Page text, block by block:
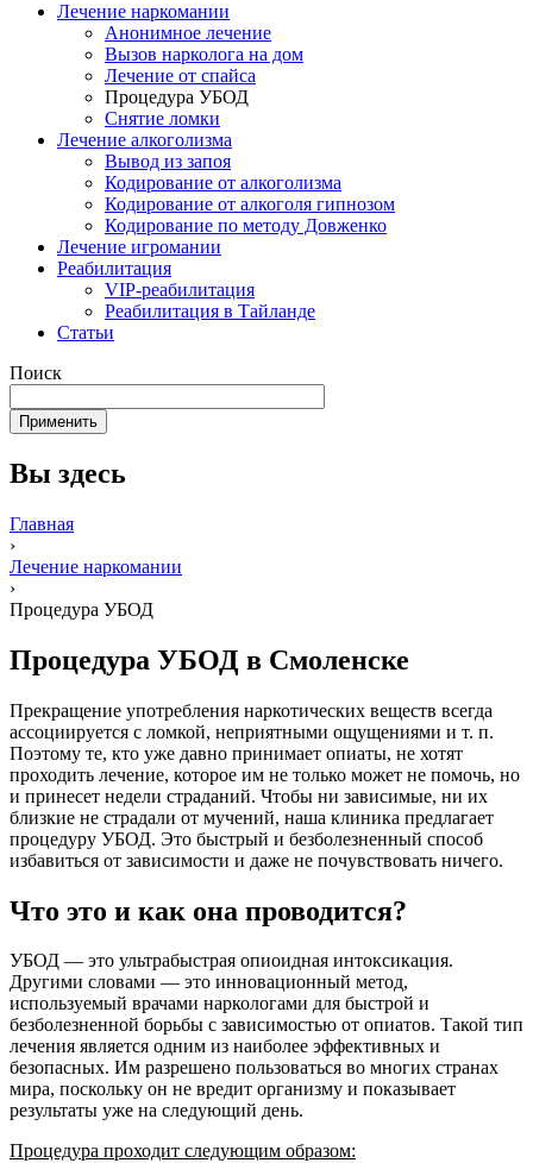
Лечение наркомании
Анонимное лечение
Вызов нарколога на дом
Лечение от спайса
Процедура УБОД
Снятие ломки
Лечение алкоголизма
Вывод из запоя
Кодирование от алкоголизма
Кодирование от алкоголя гипнозом
Кодирование по методу Довженко
Лечение игромании
Реабилитация
VIP-реабилитация
Реабилитация в Тайланде
Статьи
Поиск
Вы здесь
Главная
›
Лечение наркомании
›
Процедура УБОД
Процедура УБОД в Смоленске
Прекращение употребления наркотических веществ всегда
ассоциируется с ломкой, неприятными ощущениями и т. п.
Поэтому те, кто уже давно принимает опиаты, не хотят
проходить лечение, которое им не только может не помочь, но
и принесет недели страданий. Чтобы ни зависимые, ни их
близкие не страдали от мучений, наша клиника предлагает
процедуру УБОД. Это быстрый и безболезненный способ
избавиться от зависимости и даже не почувствовать ничего.
Что это и как она проводится?
УБОД — это ультрабыстрая опиоидная интоксикация.
Другими словами — это инновационный метод,
используемый врачами наркологами для быстрой и
безболезненной борьбы с зависимостью от опиатов. Такой тип
лечения является одним из наиболее эффективных и
безопасных. Им разрешено пользоваться во многих странах
мира, поскольку он не вредит организму и показывает
результаты уже на следующий день.
Процедура проходит следующим образом: